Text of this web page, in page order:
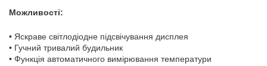
Можливості:
• Яскраве світлодіодне підсвічування дисплея
• Гучний тривалий будильник
• Функція автоматичного вимірювання температури